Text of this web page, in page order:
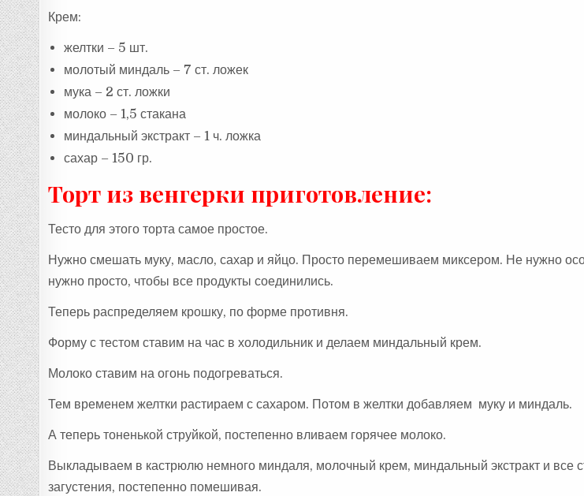
Крем:
желтки – 5 шт.
молотый миндаль – 7 ст. ложек
мука – 2 ст. ложки
молоко – 1,5 стакана
миндальный экстракт – 1 ч. ложка
сахар – 150 гр.
Торт из венгерки приготовление:
Тесто для этого торта самое простое.
Нужно смешать муку, масло, сахар и яйцо. Просто перемешиваем миксером. Не нужно
нужно просто, чтобы все продукты соединились.
Теперь распределяем крошку, по форме противня.
Форму с тестом ставим на час в холодильник и делаем миндальный крем.
Молоко ставим на огонь подогреваться.
Тем временем желтки растираем с сахаром. Потом в желтки добавляем муку и миндаль.
А теперь тоненькой струйкой, постепенно вливаем горячее молоко.
Выкладываем в кастрюлю немного миндаля, молочный крем, миндальный экстракт и все
загустения, постепенно помешивая.